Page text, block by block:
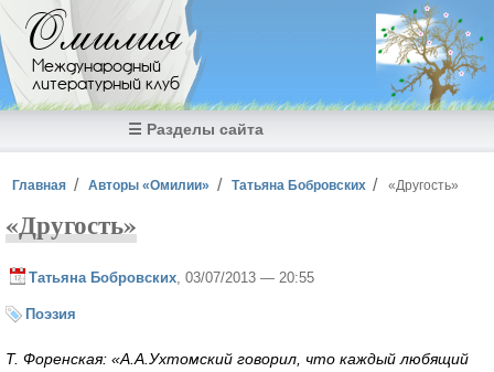
Перейти к основному содержанию
Омилия
Международный
литературный клуб
☰ Разделы сайта
Вы здесь
Главная Авторы «Омилии» Татьяна Бобровских «Другость»
«Другость»
Татьяна Бобровских , 03/07/2013 — 20:55
Поэзия
Т. Форенская: «А.А.Ухтомский говорил, что каждый любящий